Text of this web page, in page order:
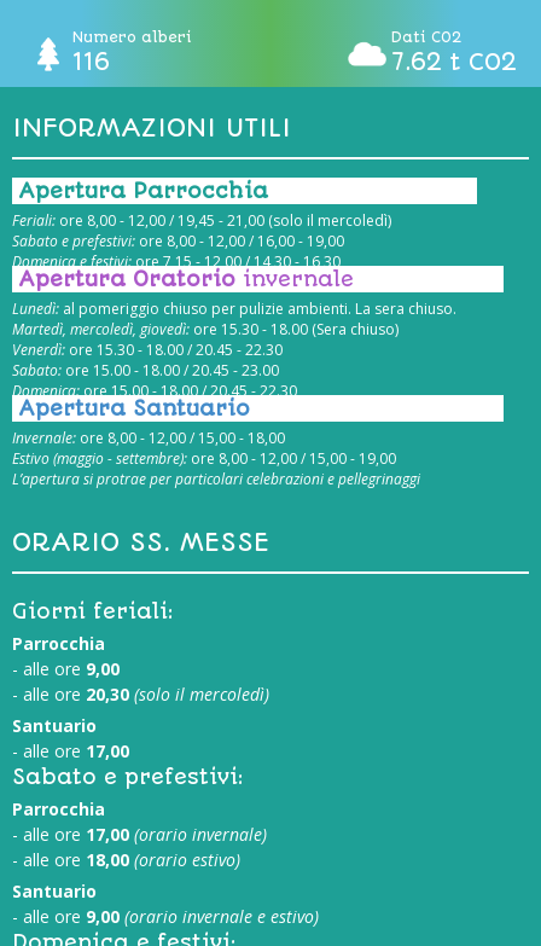
Numero alberi
116
Dati CO2
7.62 t CO2
INFORMAZIONI UTILI
Apertura Parrocchia
Feriali: ore 8,00 - 12,00 / 19,45 - 21,00 (solo il mercoledì)
Sabato e prefestivi: ore 8,00 - 12,00 / 16,00 - 19,00
Domenica e festivi:ore 7,15 - 12,00 / 14,30 - 16,30
Apertura Oratorio invernale
Lunedì: al pomeriggio chiuso per pulizie ambienti. La sera chiuso.
Martedì, mercoledì, giovedì: ore 15.30 - 18.00 (Sera chiuso)
Venerdì: ore 15.30 - 18.00 / 20.45 - 22.30
Sabato: ore 15.00 - 18.00 / 20.45 - 23.00
Domenica:ore 15.00 - 18.00 / 20.45 - 22.30
Apertura Santuario
Invernale: ore 8,00 - 12,00 / 15,00 - 18,00
Estivo (maggio - settembre): ore 8,00 - 12,00 / 15,00 - 19,00
L’apertura si protrae per particolari celebrazioni e pellegrinaggi
ORARIO SS. MESSE
Giorni feriali:
Parrocchia
- alle ore 9,00
- alle ore 20,30 (solo il mercoledì)
Santuario
- alle ore 17,00
Sabato e prefestivi:
Parrocchia
- alle ore 17,00 (orario invernale)
- alle ore 18,00 (orario estivo)
Santuario
- alle ore 9,00 (orario invernale e estivo)